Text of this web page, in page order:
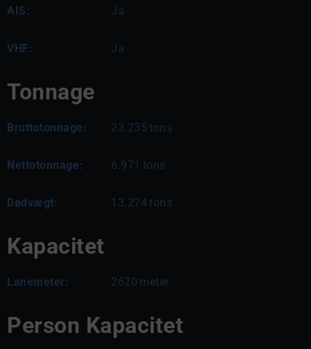
AIS: Ja
VHF: Ja
Tonnage
Bruttotonnage: 23.235 tons
Nettotonnage: 6.971 tons
Dødvægt: 13.274tons
Kapacitet
Lanemeter: 2620 meter
Person Kapacitet